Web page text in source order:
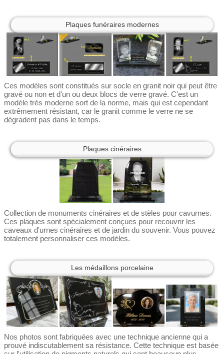
Plaques funéraires modernes
Ces modèles sont constitués sur socle en granit noir qui peut être
gravé ou non et d'un ou deux blocs de verre gravé. C'est un
modèle très moderne sort de la norme, mais qui est cependant
extrêmement résistant, car le granit comme le verre ne se
dégradent pas dans le temps.
Plaques cinéraires
Collection de monuments cinéraires et de stèles pour cavurnes.
Ces plaques sont spécialement conçues pour recouvrir les
caveaux d'urnes cinéraires et de jardin du souvenir. Vous pouvez
totalement personnaliser ces modèles.
Les médaillons porcelaine
Nos photos sont fabriquées avec une technique ancienne qui a
prouvé indiscutablement sa résistance. Cette technique est basée